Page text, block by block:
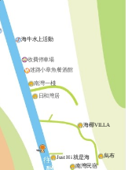
迷路小章魚餐酒館
Just Hi 就是海
海牛水上活動
烏布
南灣民宿
日和灣居
南灣一棧
海椰VILLA
收費停車場